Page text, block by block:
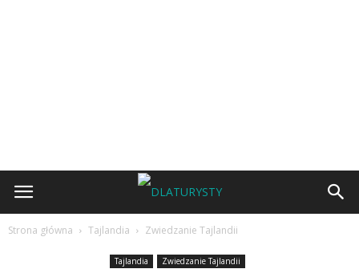
Strona główna Tajlandia Zwiedzanie Tajlandii
Tajlandia Zwiedzanie Tajlandii